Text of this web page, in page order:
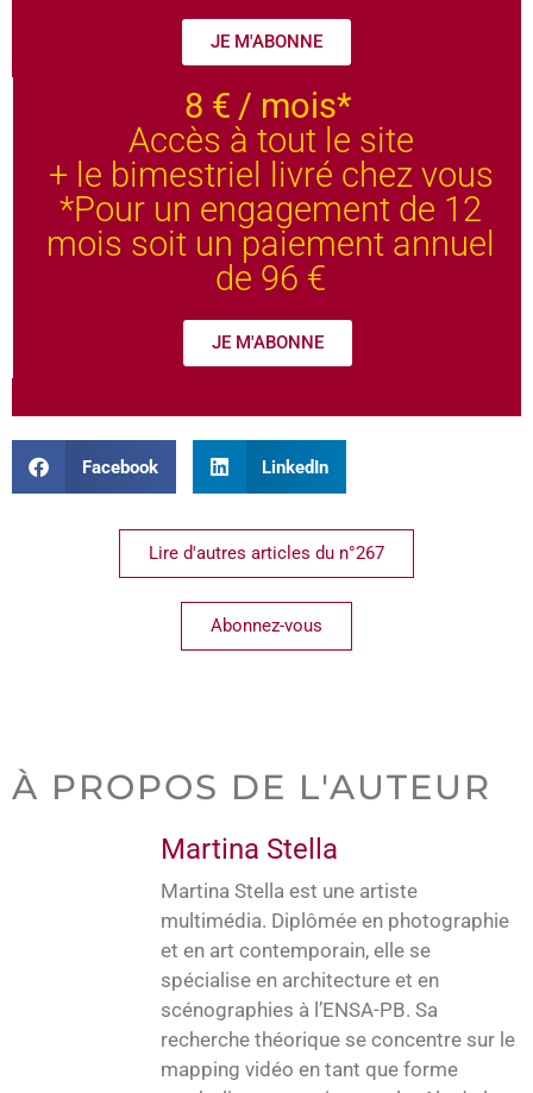
JE M'ABONNE
8 € / mois*
Accès à tout le site
+ le bimestriel livré chez vous
*Pour un engagement de 12
mois soit un paiement annuel
de 96 €
JE M'ABONNE
Facebook LinkedIn
Lire d'autres articles du n°267
Abonnez-vous
À PROPOS DE L'AUTEUR
Martina Stella
Martina Stella est une artiste
multimédia. Diplômée en photographie
et en art contemporain, elle se
spécialise en architecture et en
scénographies à l’ENSA-PB. Sa
recherche théorique se concentre sur le
mapping vidéo en tant que forme